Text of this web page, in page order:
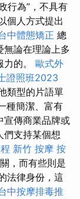
行為”，不具有
個人方式提出
中體態矯正 總
無論在理論上多
的。 歐式外
證照班2023
類型的片語單
種簡潔、富有
宣傳商業品牌或
們支持某個想
新竹 按摩 按
，而有些則是
法律身份，這
中按摩排毒推